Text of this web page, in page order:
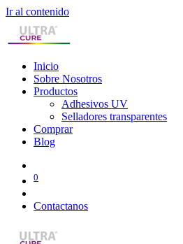
Ir al contenido
Inicio
Sobre Nosotros
Productos
Adhesivos UV
Selladores transparentes
Comprar
Blog
0
Contactanos